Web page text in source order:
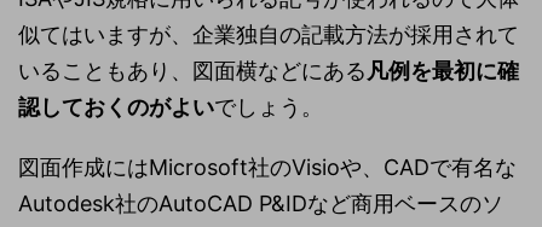
似てはいますが、企業独自の記載方法が採用されて
いることもあり、図面横などにある凡例を最初に確
認しておくのがよいでしょう。
図面作成にはMicrosoft社のVisioや、CADで有名な
Autodesk社のAutoCAD P&IDなど商用ベースのソ